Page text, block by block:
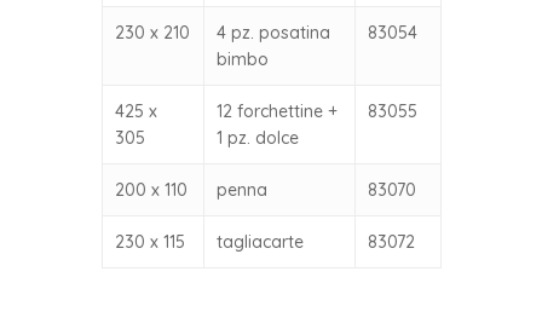
230 x 210
4 pz. posatina
bimbo
83054
425 x
305
12 forchettine +
1 pz. dolce
83055
200 x 110 penna 83070
230 x 115 tagliacarte 83072